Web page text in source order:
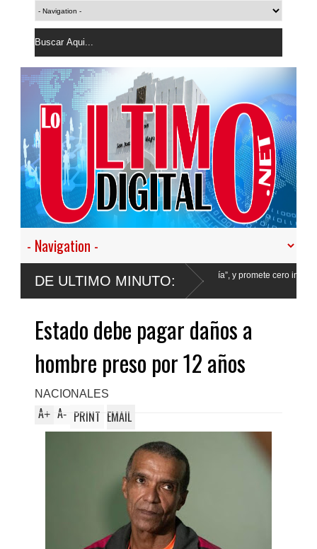
DE ULTIMO MINUTO:
nuestro empeño de transformar la Policía”, y promete cero impunidad ante
Estado debe pagar daños a
hombre preso por 12 años
NACIONALES
A+ A- PRINT EMAIL